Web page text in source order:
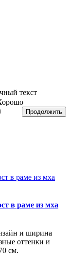
текст
Продолжить
в раме из мха
и ширина
оттенки и
см.